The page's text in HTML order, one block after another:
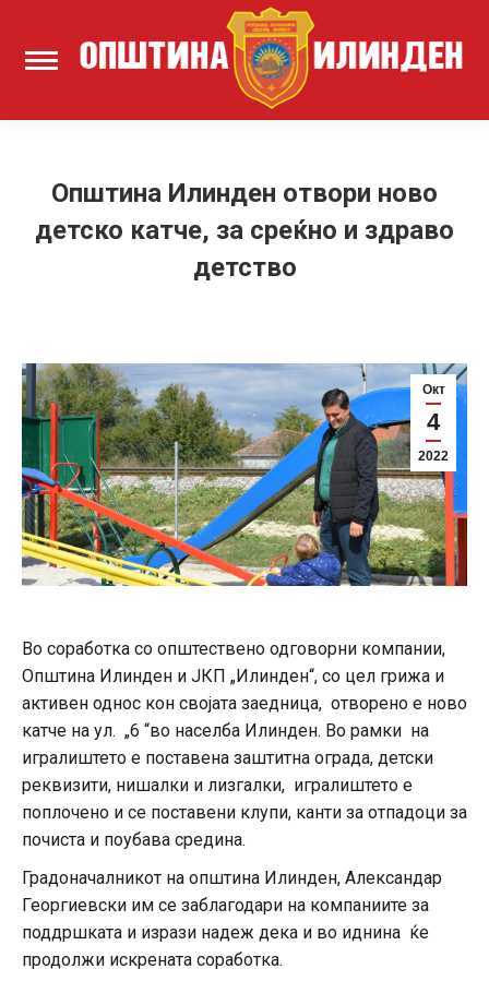
Општина Илинден отвори ново
детско катче, за среќно и здраво
детство
Окт
4
2022
Во соработка со општествено одговорни компании,
Општина Илинден и ЈКП „Илинден“, со цел грижа и
активен однос кон својата заедница, отворено е ново
катче на ул. „6 “во населба Илинден. Во рамки на
игралиштето е поставена заштитна ограда, детски
реквизити, нишалки и лизгалки, игралиштето е
поплочено и се поставени клупи, канти за отпадоци за
почиста и поубава средина.
Градоначалникот на општина Илинден, Александар
Георгиевски им се заблагодари на компаниите за
поддршката и изрази надеж дека и во иднина ќе
продолжи искрената соработка.